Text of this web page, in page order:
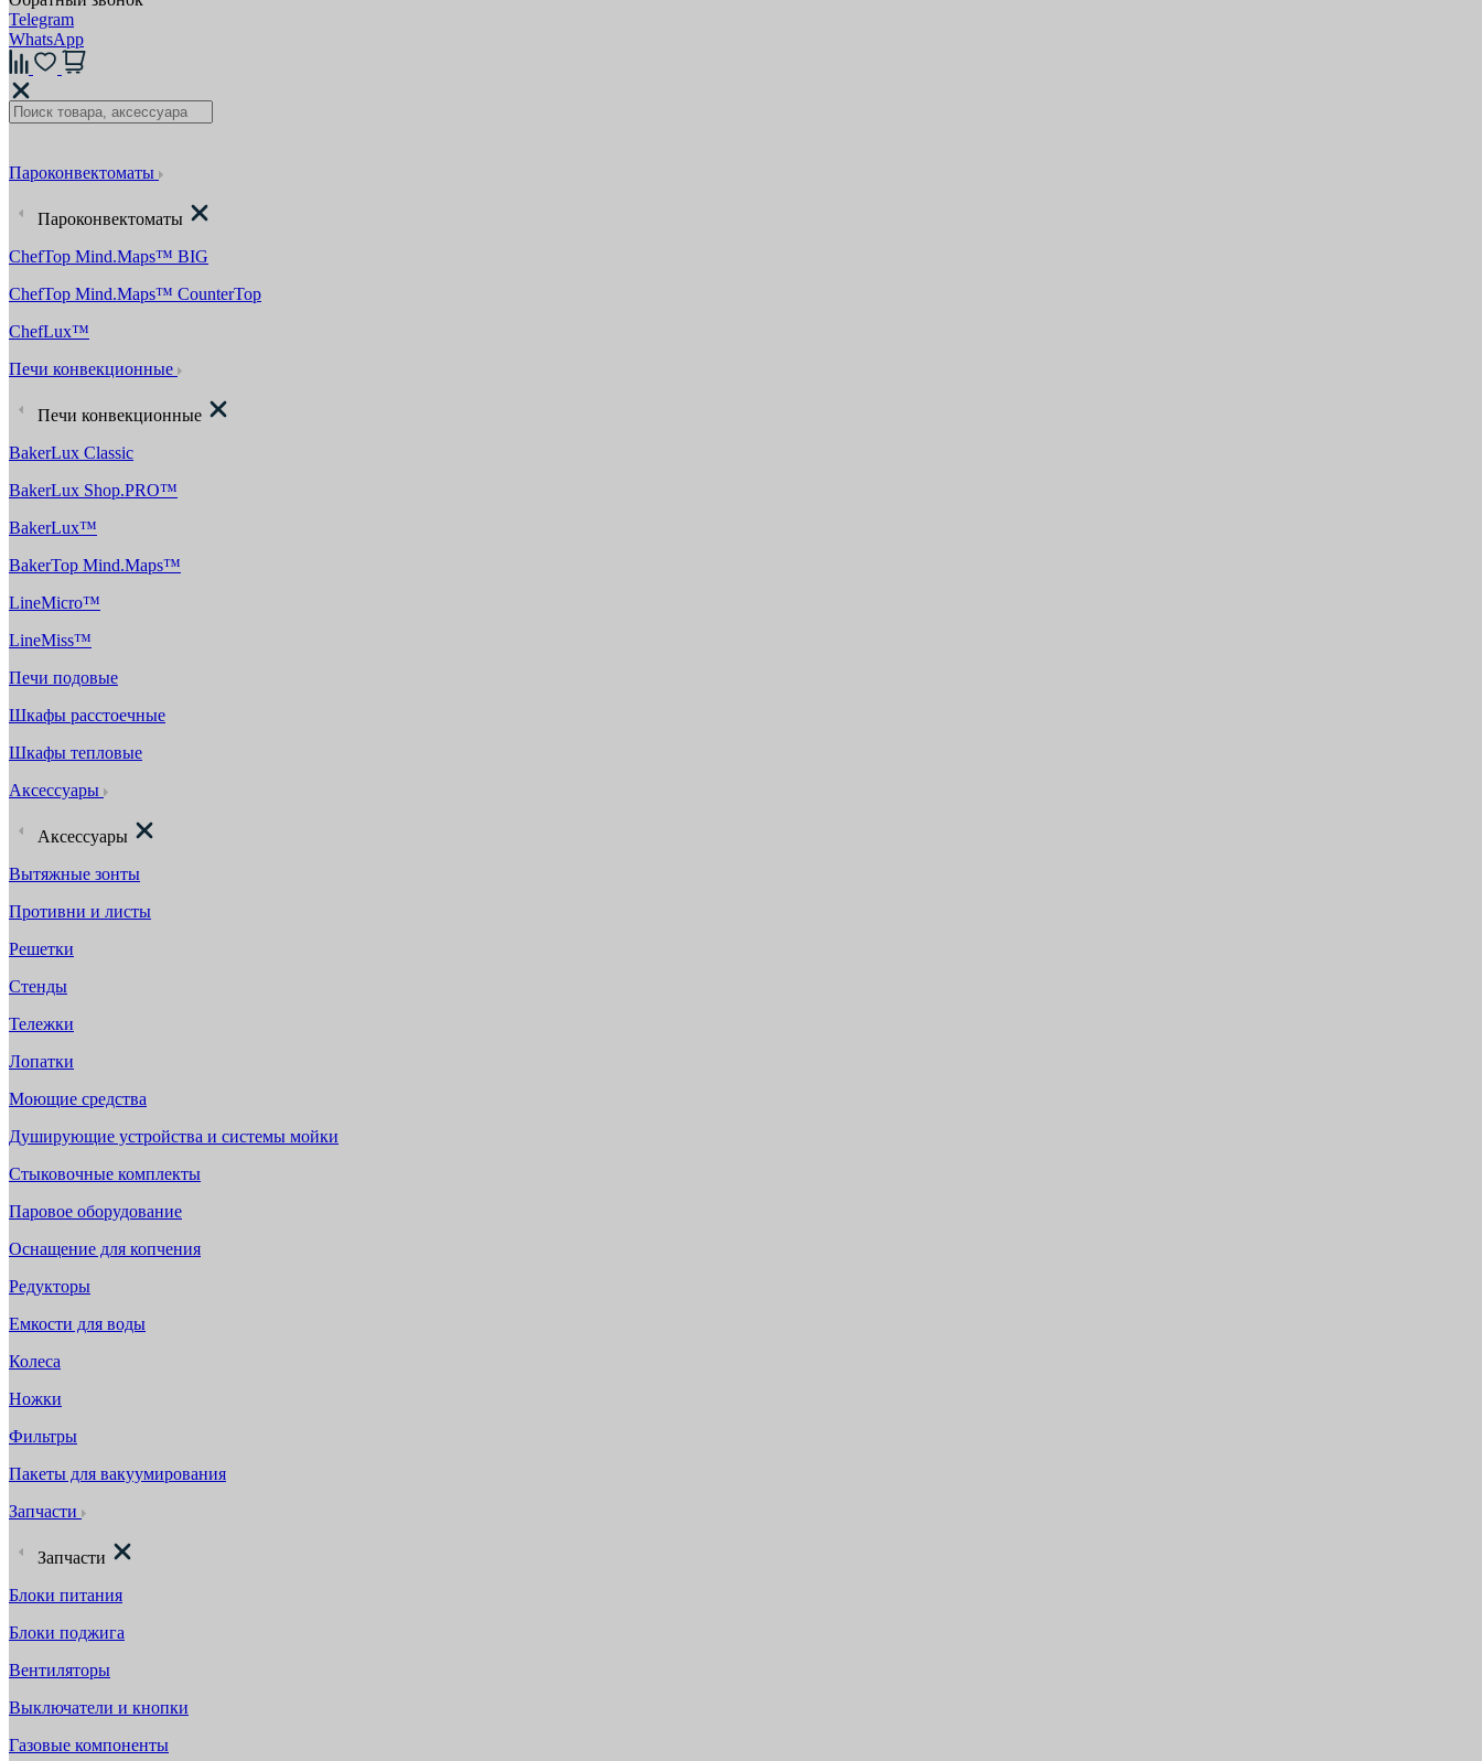
Telegram
WhatsApp
Пароконвектоматы
Пароконвектоматы
ChefTop Mind.Maps™ BIG
ChefTop Mind.Maps™ CounterTop
ChefLux™
Печи конвекционные
Печи конвекционные
BakerLux Classic
BakerLux Shop.PRO™
BakerLux™
BakerTop Mind.Maps™
LineMicro™
LineMiss™
Печи подовые
Шкафы расстоечные
Шкафы тепловые
Аксессуары
Аксессуары
Вытяжные зонты
Противни и листы
Решетки
Стенды
Тележки
Лопатки
Моющие средства
Душирующие устройства и системы мойки
Стыковочные комплекты
Паровое оборудование
Оснащение для копчения
Редукторы
Емкости для воды
Колеса
Ножки
Фильтры
Пакеты для вакуумирования
Запчасти
Запчасти
Блоки питания
Блоки поджига
Вентиляторы
Выключатели и кнопки
Газовые компоненты